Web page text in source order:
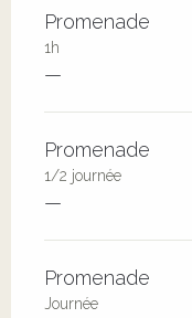
Tarifs 2026
Promenade
1h
—
Promenade
1/2 journée
—
Promenade
Journée